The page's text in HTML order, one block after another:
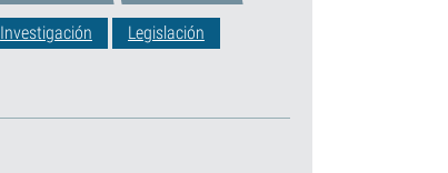
Investigación
Legislación